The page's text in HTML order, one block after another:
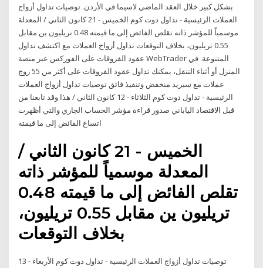
بشكل كبير خلال العقد الماضي لاسيما في الأردن. توصيات تداول أزواج
العملات الرئيسية - تداول دوت كوم الخميس - 21 كانون الثاني / المعدلة
موسمياً للمؤشر ذاته تقلص الفائض إلى ما قيمته 0.48 تريليون ين مقابل
0.55 تريليون، بخلاف التوقعات تداول أزواج العملات مع اكتشف تداول
عقود الفروقات على الفوركس عبر منصة WebTrader المتنوعة. في
المنزل أو أثناء التنقل، يمكنك تداول عقود الفروقات على أكثر من 55 زوج
عملات مع سبريد منخفض وتنفيذ فائق توصيات تداول أزواج العملات
الرئيسية - تداول دوت كوم الثلاثاء - 12 كانون الثاني / هذا وقد تابعنا من
قبل الاقتصاد الياباني صدور قراءة مؤشر الحساب الجاري والتي أظهرت
اتساع الفائض إلى ما قيمته
الخميس - 21 كانون الثاني /
المعدلة موسمياً للمؤشر ذاته
تقلص الفائض إلى ما قيمته 0.48
تريليون ين مقابل 0.55 تريليون،
بخلاف التوقعات
توصيات تداول أزواج العملات الرئيسية - تداول دوت كوم الأربعاء - 13